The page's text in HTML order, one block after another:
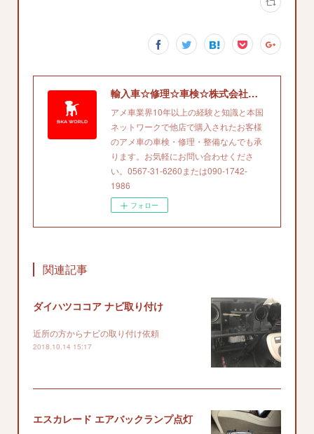
輸入車☆修理☆車検☆株式会社エスケイエイワールド'
アメ車業界10年以上の経験と知識と本国
ネットワークで他店で購入されたお客様
のアメ車の車検・修理・整備なんでも承
ります。お気軽にお問い合わせくださ
い。0567-31-6260または090-1742-
1986
フォロー
関連記事
ダイハツココア ナビ取り付け
近所の方からナビの取り付け依頼
2018.10.14 15:17
エスカレード エアバックランプ点灯